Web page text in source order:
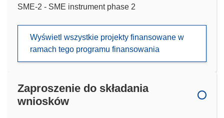
SME-2 - SME instrument phase 2
Wyświetl wszystkie projekty finansowane w
ramach tego programu finansowania
Zaproszenie do składania
wniosków